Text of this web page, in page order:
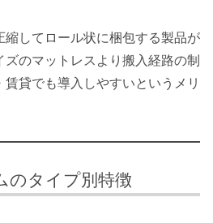
縮してロール状に梱包する製品が
のマットレスより搬入経路の制
貸でも導入しやすいというメリ
のタイプ別特徴